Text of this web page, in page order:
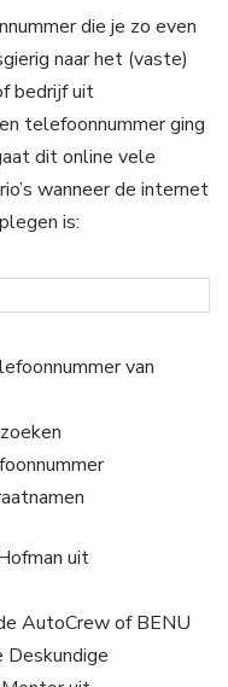
die je zo even
naar het (vaste)
bedrijf uit
telefoonnummer ging
dit online vele
wanneer de internet
is:
van
uit
AutoCrew of BENU
Deskundige